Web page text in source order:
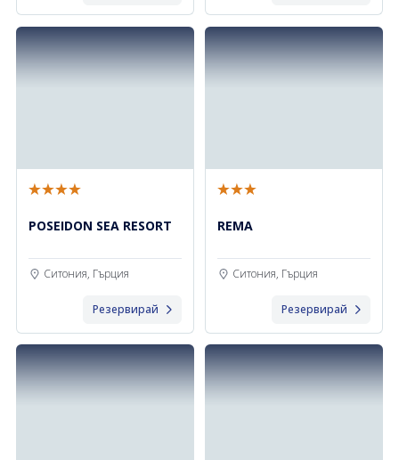
POSEIDON SEA RESORT
Ситония, Гърция
Резервирай
REMA
Ситония, Гърция
Резервирай